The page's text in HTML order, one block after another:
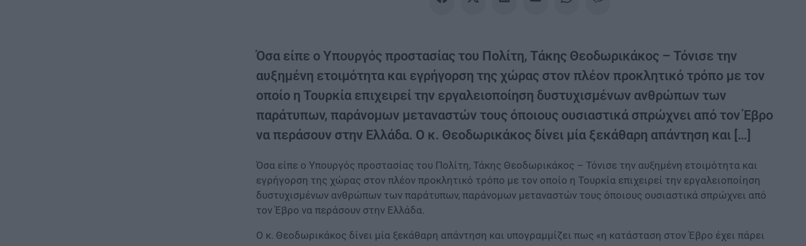
Όσα είπε ο Υπουργός προστασίας του Πολίτη, Τάκης Θεοδωρικάκος – Τόνισε την
αυξημένη ετοιμότητα και εγρήγορση της χώρας στον πλέον προκλητικό τρόπο με τον
οποίο η Τουρκία επιχειρεί την εργαλειοποίηση δυστυχισμένων ανθρώπων των
παράτυπων, παράνομων μεταναστών τους όποιους ουσιαστικά σπρώχνει από τον Έβρο
να περάσουν στην Ελλάδα. Ο κ. Θεοδωρικάκος δίνει μία ξεκάθαρη απάντηση και […]
Όσα είπε ο Υπουργός προστασίας του Πολίτη, Τάκης Θεοδωρικάκος – Τόνισε την αυξημένη ετοιμότητα και
εγρήγορση της χώρας στον πλέον προκλητικό τρόπο με τον οποίο η Τουρκία επιχειρεί την εργαλειοποίηση
δυστυχισμένων ανθρώπων των παράτυπων, παράνομων μεταναστών τους όποιους ουσιαστικά σπρώχνει από
τον Έβρο να περάσουν στην Ελλάδα.
Ο κ. Θεοδωρικάκος δίνει μία ξεκάθαρη απάντηση και υπογραμμίζει πως «η κατάσταση στον Έβρο έχει πάρει